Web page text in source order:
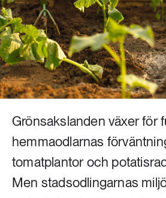
Mat & jordbruk
Skog
Social hållbarhet
Transport
Vatten
252 ARTIKLAR
Landsbygd
939 ARTIKLAR
Livsstil & konsumtion
612 ARTIKLAR
Mat & jordbruk
262 ARTIKLAR
Skog
Grönsakslanden växer för
hemmaodlarnas
tomatplantor och
Men stadsodlingarnas